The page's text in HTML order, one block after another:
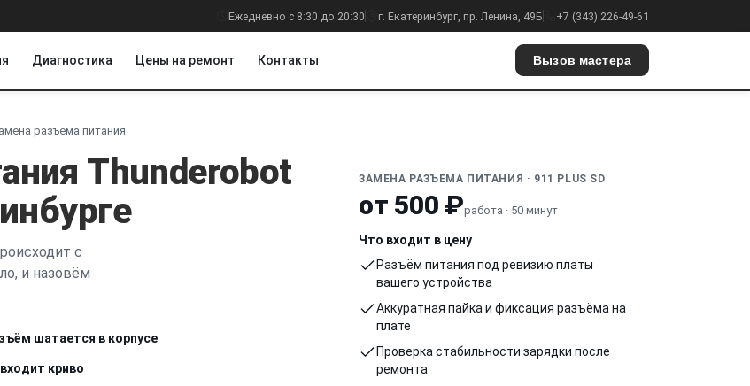
Ежедневно с 8:30 до 20:30 г. Екатеринбург, пр. Ленина, 49Б +7 (343) 226-49-61
Диагностика Цены на ремонт Контакты Вызов мастера
разъема питания
Thunderobot
с
и назовём
шатается в корпусе
криво
ЗАМЕНА РАЗЪЕМА ПИТАНИЯ · 911 PLUS SD
от 500 ₽работа · 50 минут
Что входит в цену
Разъём питания под ревизию платы
вашего устройства
Аккуратная пайка и фиксация разъёма на
плате
Проверка стабильности зарядки после
ремонта